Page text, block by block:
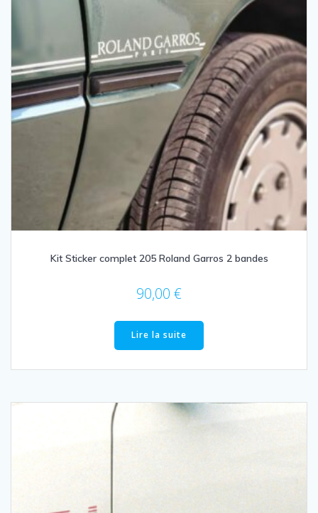
Kit Sticker complet 205 Roland Garros 2 bandes
90,00 €
Lire la suite